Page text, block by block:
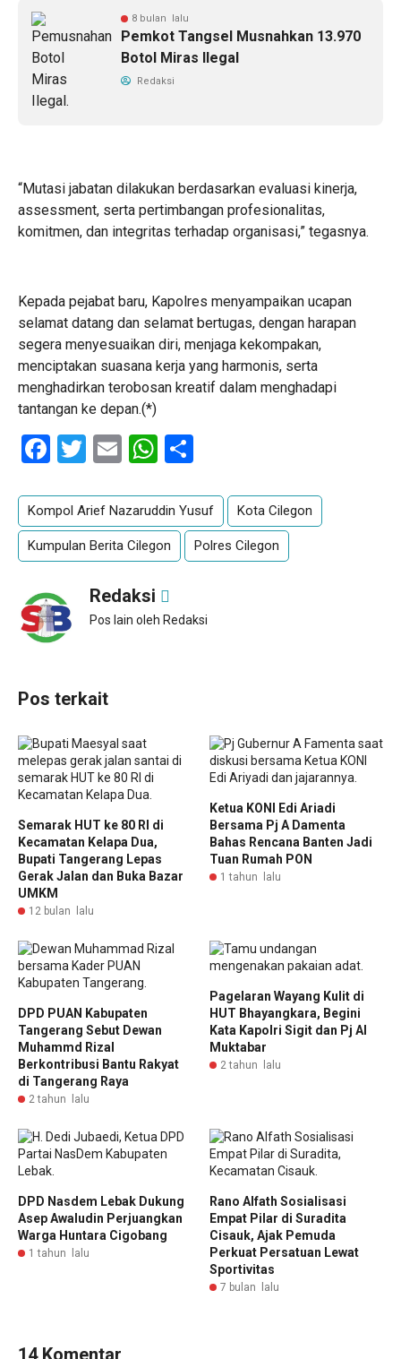
8 bulan lalu
Pemkot Tangsel Musnahkan 13.970
Botol Miras Ilegal
Redaksi
“Mutasi jabatan dilakukan berdasarkan evaluasi kinerja,
assessment, serta pertimbangan profesionalitas,
komitmen, dan integritas terhadap organisasi,” tegasnya.
Kepada pejabat baru, Kapolres menyampaikan ucapan
selamat datang dan selamat bertugas, dengan harapan
segera menyesuaikan diri, menjaga kekompakan,
menciptakan suasana kerja yang harmonis, serta
menghadirkan terobosan kreatif dalam menghadapi
tantangan ke depan.(*)
Facebook
Twitter
EmailWhatsApp
Kompol Arief Nazaruddin Yusuf Kota Cilegon
Kumpulan Berita Cilegon Polres Cilegon
Redaksi
Pos lain oleh Redaksi
Pos terkait
Semarak HUT ke 80 RI di
Kecamatan Kelapa Dua,
Bupati Tangerang Lepas
Gerak Jalan dan Buka Bazar
UMKM
12 bulan lalu
Ketua KONI Edi Ariadi
Bersama Pj A Damenta
Bahas Rencana Banten Jadi
Tuan Rumah PON
1 tahun lalu
DPD PUAN Kabupaten
Tangerang Sebut Dewan
Muhammd Rizal
Berkontribusi Bantu Rakyat
di Tangerang Raya
2 tahun lalu
Pagelaran Wayang Kulit di
HUT Bhayangkara, Begini
Kata Kapolri Sigit dan Pj Al
Muktabar
2 tahun lalu
DPD Nasdem Lebak Dukung
Asep Awaludin Perjuangkan
Warga Huntara Cigobang
1 tahun lalu
Rano Alfath Sosialisasi
Empat Pilar di Suradita
Cisauk, Ajak Pemuda
Perkuat Persatuan Lewat
Sportivitas
7 bulan lalu
14 Komentar